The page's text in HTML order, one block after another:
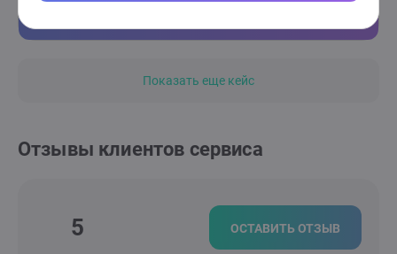
Показать еще кейс
Отзывы клиентов сервиса
5 ОСТАВИТЬ ОТЗЫВ